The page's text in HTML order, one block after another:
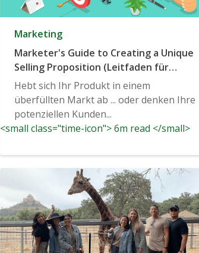
Marketing
Marketer's Guide to Creating a Unique
Selling Proposition (Leitfaden für
Marketer)
Hebt sich Ihr Produkt in einem
überfüllten Markt ab ... oder denken Ihre
potenziellen Kunden...
<small class="time-icon"> 6m read </small>